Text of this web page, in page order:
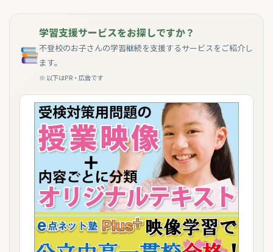
学習支援サービスをお探しですか？
不登校のお子さんの学習継続を支援するサービスをご紹介し
ます。
※ 以下はPR・広告です